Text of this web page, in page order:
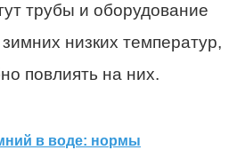
трубы и оборудование
низких температур,
повлиять на них.
в воде: нормы